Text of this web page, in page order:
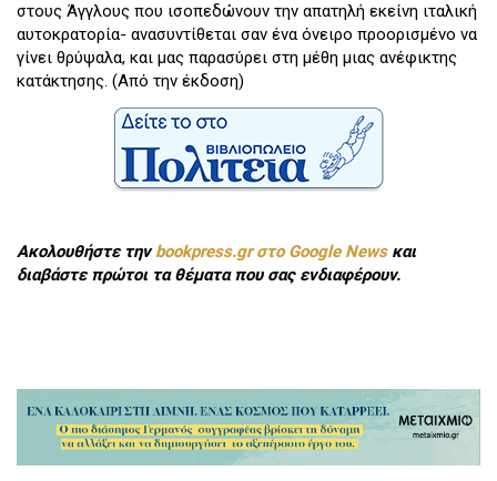
στους Άγγλους που ισοπεδώνουν την απατηλή εκείνη ιταλική
αυτοκρατορία- ανασυντίθεται σαν ένα όνειρο προορισμένο να
γίνει θρύψαλα, και μας παρασύρει στη μέθη μιας ανέφικτης
κατάκτησης. (Από την έκδοση)
Ακολουθήστε τηνbookpress.gr στο Google Newsκαι
διαβάστε πρώτοι τα θέματα που σας ενδιαφέρουν.